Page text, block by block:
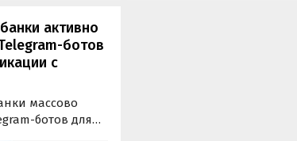
активно
ботов
с
массово
ботов для